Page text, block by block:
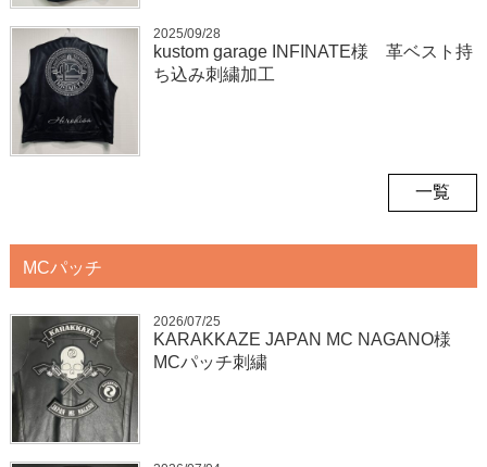
2025/09/28
kustom garage INFINATE様 革ベスト持
ち込み刺繍加工
一覧
MCパッチ
2026/07/25
KARAKKAZE JAPAN MC NAGANO様
MCパッチ刺繍